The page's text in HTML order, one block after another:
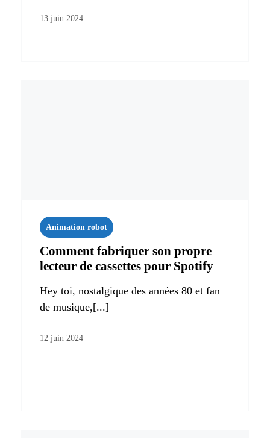
13 juin 2024
Animation robot
Comment fabriquer son propre
lecteur de cassettes pour Spotify
Hey toi, nostalgique des années 80 et fan
de musique,[...]
12 juin 2024